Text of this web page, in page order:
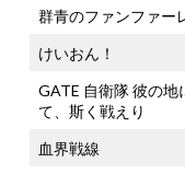
群青のファンファー
けいおん！
GATE 自衛隊 彼の地
て、斯く戦えり
血界戦線